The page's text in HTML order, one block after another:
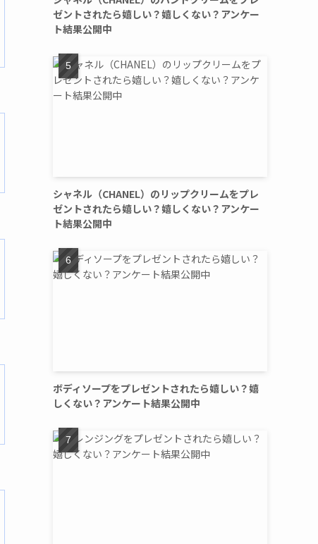
ゼントされたら嬉しい？嬉しくない？アンケー
ト結果公開中
シャネル（CHANEL）のリップクリームをプレ
ゼントされたら嬉しい？嬉しくない？アンケー
ト結果公開中
ボディソープをプレゼントされたら嬉しい？嬉
しくない？アンケート結果公開中